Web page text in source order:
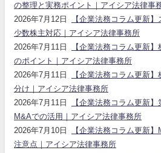
の整理と実務ポイント｜アイシア法律事
2026年7月12日
【企業法務コラム更新
少数株主対応｜アイシア法律事務所
2026年7月11日
【企業法務コラム更新
のポイント｜アイシア法律事務所
2026年7月11日
【企業法務コラム更新
分け｜アイシア法律事務所
2026年7月11日
【企業法務コラム更新
M&Aでの活用｜アイシア法律事務所
2026年7月10日
【企業法務コラム更新
注意点｜アイシア法律事務所